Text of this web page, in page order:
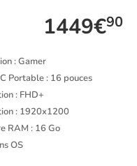
1449€90
: Gamer
Portable : 16 pouces
: FHD+
: 1920x1200
RAM : 16 Go
OS